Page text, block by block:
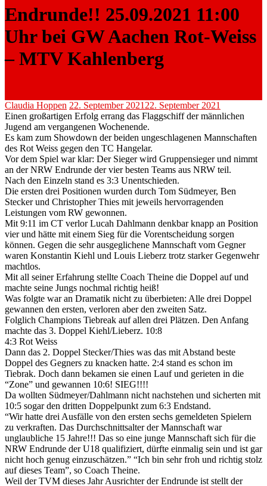
Endrunde!! 25.09.2021 11:00
Uhr bei GW Aachen Rot-Weiss
– MTV Kahlenberg
Claudia Hoppen 22. September 2021 22. September 2021
Einen großartigen Erfolg errang das Flaggschiff der männlichen
Jugend am vergangenen Wochenende.
Es kam zum Showdown der beiden ungeschlagenen Mannschaften
des Rot Weiss gegen den TC Hangelar.
Vor dem Spiel war klar: Der Sieger wird Gruppensieger und nimmt
an der NRW Endrunde der vier besten Teams aus NRW teil.
Nach den Einzeln stand es 3:3 Unentschieden.
Die ersten drei Positionen wurden durch Tom Südmeyer, Ben
Stecker und Christopher Thies mit jeweils hervorragenden
Leistungen vom RW gewonnen.
Mit 9:11 im CT verlor Lucah Dahlmann denkbar knapp an Position
vier und hätte mit einem Sieg für die Vorentscheidung sorgen
können. Gegen die sehr ausgeglichene Mannschaft vom Gegner
waren Konstantin Kiehl und Louis Lieberz trotz starker Gegenwehr
machtlos.
Mit all seiner Erfahrung stellte Coach Theine die Doppel auf und
machte seine Jungs nochmal richtig heiß!
Was folgte war an Dramatik nicht zu überbieten: Alle drei Doppel
gewannen den ersten, verloren aber den zweiten Satz.
Folglich Champions Tiebreak auf allen drei Plätzen. Den Anfang
machte das 3. Doppel Kiehl/Lieberz. 10:8
4:3 Rot Weiss
Dann das 2. Doppel Stecker/Thies was das mit Abstand beste
Doppel des Gegners zu knacken hatte. 2:4 stand es schon im
Tiebrak. Doch dann bekamen sie einen Lauf und gerieten in die
“Zone” und gewannen 10:6! SIEG!!!!
Da wollten Südmeyer/Dahlmann nicht nachstehen und sicherten mit
10:5 sogar den dritten Doppelpunkt zum 6:3 Endstand.
“Wir hatte drei Ausfälle von den ersten sechs gemeldeten Spielern
zu verkraften. Das Durchschnittsalter der Mannschaft war
unglaubliche 15 Jahre!!! Das so eine junge Mannschaft sich für die
NRW Endrunde der U18 qualifiziert, dürfte einmalig sein und ist gar
nicht hoch genug einzuschätzen.” “Ich bin sehr froh und richtig stolz
auf dieses Team”, so Coach Theine.
Weil der TVM dieses Jahr Ausrichter der Endrunde ist stellt der